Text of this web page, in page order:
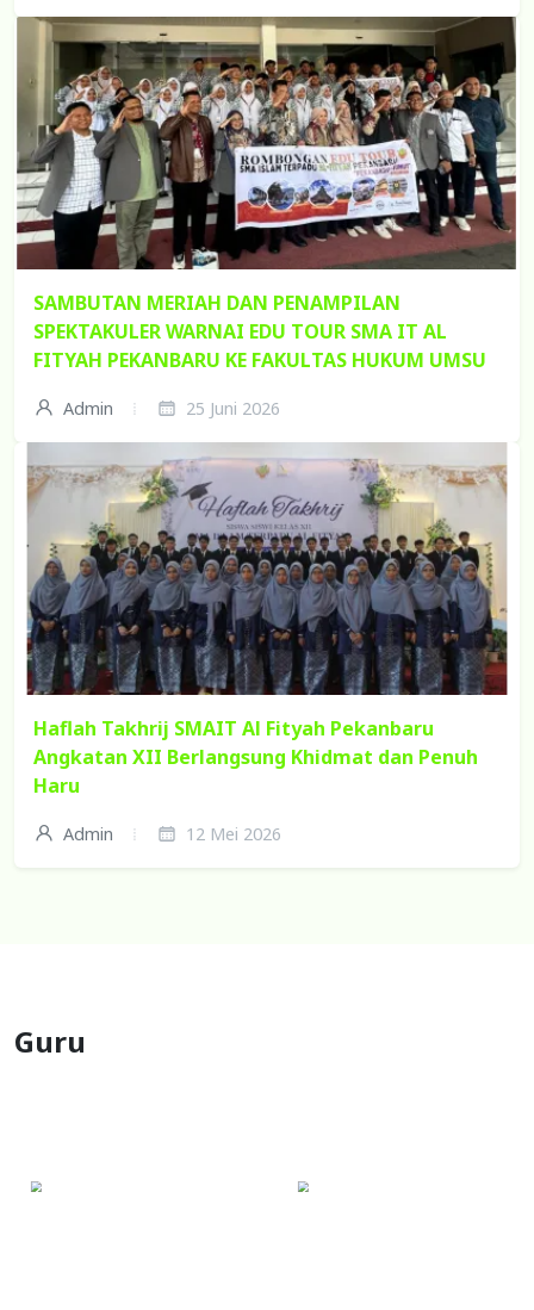
SAMBUTAN MERIAH DAN PENAMPILAN
SPEKTAKULER WARNAI EDU TOUR SMA IT AL
FITYAH PEKANBARU KE FAKULTAS HUKUM UMSU
Admin 25 Juni 2026
Haflah Takhrij SMAIT Al Fityah Pekanbaru
Angkatan XII Berlangsung Khidmat dan Penuh
Haru
Admin 12 Mei 2026
Guru